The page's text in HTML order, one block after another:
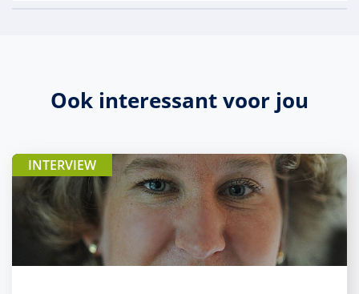
Ook interessant voor jou
INTERVIEW